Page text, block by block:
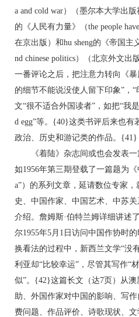
a and cold war）（墨尔本大学出版
的《人民有力量》（the people
在京出版）和hu sheng的《帝国主
nd chinese politics）（北京外文出
一番评论之后，把注意力转向《
的细节不能说没使人留下印象”，
文“很不适合外国读者”，如把“我
d egg”等。{40}这类书评后来也有
政治、历史和游记类的作品。{41}
《着陆》杂志间或也会发表一
如1956年第三期登载了一篇题为
a”）的系列文章，延请数位专家
史、中国作家、中国艺术、中苏
介绍。詹姆斯·伯特兰姆详细讲述
尔1955年5月1日访问中国作协时
换看法的过程中，新西兰文学“没
利亚却“比较幸运”，尽管其写作“
似”。{42}这篇长文（达7页）从
助、外国作家对中国的影响、写
费问题、作品评价、诗歌现状、